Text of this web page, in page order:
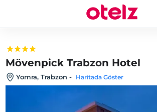
Mövenpick Trabzon Hotel
Yomra, Trabzon - Haritada Göster